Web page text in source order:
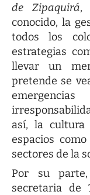
de Zipaquirá,
conocido, la
todos los
estrategias
llevar un
pretende se
así, la cultura
espacios
sectores de la
Por su parte,
secretaria de